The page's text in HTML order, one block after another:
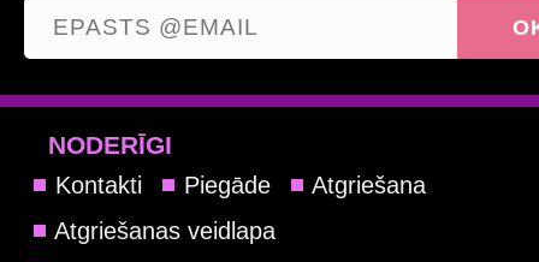
NODERĪGI
Kontakti Piegāde
Atgriešana
Atgriešanas veidlapa